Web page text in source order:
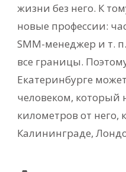
жизни без него. К
новые профессии:
SMM-менеджер и т.
все границы.
Екатеринбурге
человеком, который
километров от него,
Калининграде,